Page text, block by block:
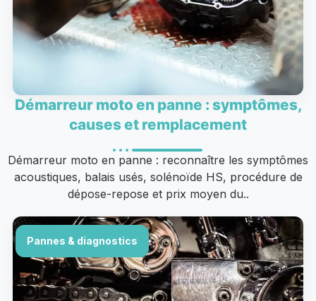
Démarreur moto en panne : symptômes,
causes et remplacement
Démarreur moto en panne : reconnaître les symptômes
acoustiques, balais usés, solénoïde HS, procédure de
dépose-repose et prix moyen du..
Pannes & diagnostics